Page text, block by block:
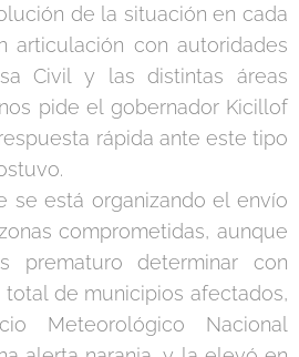
de la situación en cada
articulación con autoridades
Civil y las distintas áreas
pide el gobernador Kicillof
rápida ante este tipo
se está organizando el envío
comprometidas, aunque
prematuro determinar con
de municipios afectados,
Meteorológico Nacional